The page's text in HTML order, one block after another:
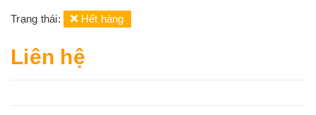
Trạng thái: Hết hàng
Liên hệ